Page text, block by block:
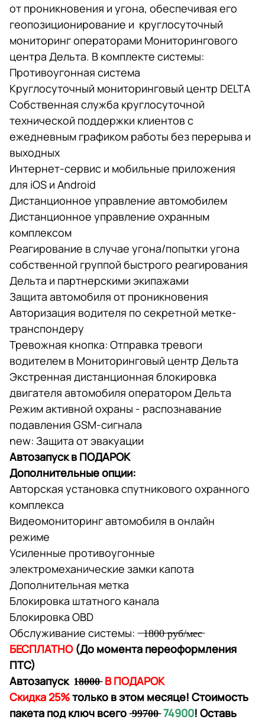
от проникновения и угона, обеспечивая его
геопозиционирование и круглосуточный
мониторинг операторами Мониторингового
центра Дельта. В комплекте системы:
Противоугонная система
Круглосуточный мониторинговый центр DELTA
Собственная служба круглосуточной
технической поддержки клиентов с
ежедневным графиком работы без перерыва и
выходных
Интернет-сервис и мобильные приложения
для iOS и Android
Дистанционное управление автомобилем
Дистанционное управление охранным
комплексом
Реагирование в случае угона/попытки угона
собственной группой быстрого реагирования
Дельта и партнерскими экипажами
Защита автомобиля от проникновения
Авторизация водителя по секретной метке-
транспондеру
Тревожная кнопка: Отправка тревоги
водителем в Мониторинговый центр Дельта
Экстренная дистанционная блокировка
двигателя автомобиля оператором Дельта
Режим активной охраны - распознавание
подавления GSM-сигнала
new: Защита от эвакуации
Автозапуск в ПОДАРОК
Дополнительные опции:
Авторская установка спутникового охранного
комплекса
Видеомониторинг автомобиля в онлайн
режиме
Усиленные противоугонные
электромеханические замки капота
Дополнительная метка
Блокировка штатного канала
Блокировка OBD
Обслуживание системы: ̶ ̶1̶8̶0̶0̶ ̶р̶у̶б̶/̶м̶е̶с̶
БЕСПЛАТНО (До момента переоформления
ПТС)
Автозапуск 1̶8̶0̶0̶0̶В ПОДАРОК
Скидка 25%только в этом месяце! Стоимость
пакета под ключ всего ̶9̶9̶7̶0̶0̶74900! Оставь